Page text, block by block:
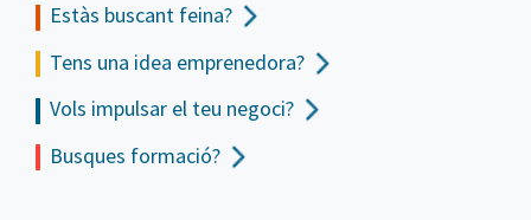
Estàs buscant feina?
Tens una idea emprenedora?
Vols impulsar el teu negoci?
Busques formació?